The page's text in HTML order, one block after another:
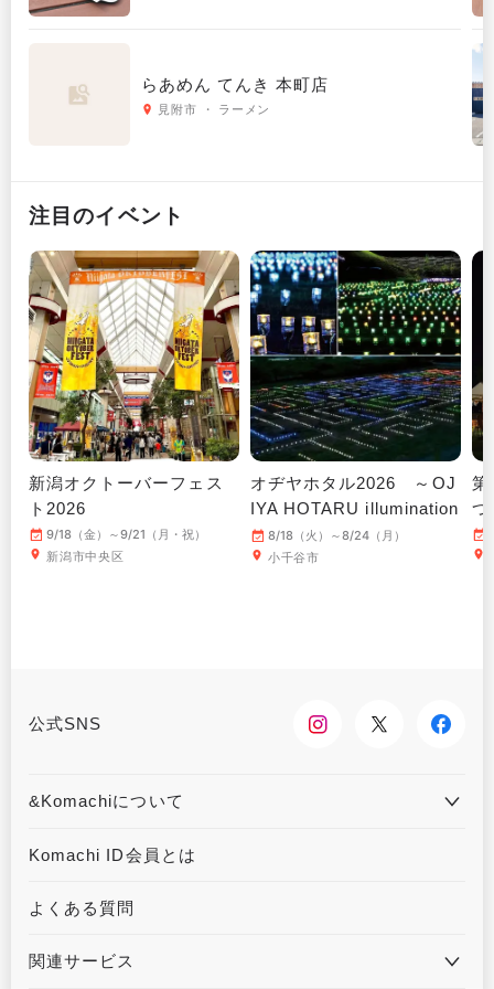
らあめん てんき 本町店
見附市 ・ ラーメン
注目のイベント
新潟オクトーバーフェス
ト2026
9/18（金）～9/21（月・祝）
新潟市中央区
オヂヤホタル2026 ～OJ
IYA HOTARU illumination
～ 8/18（火）～8/24（月）
小千谷市
第
つ
公式SNS
&Komachiについて
&Komachiとは
Komachi ID会員とは
よくある質問
関連サービス